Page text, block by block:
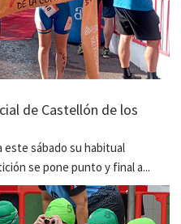
de Castellón de los
este sábado su habitual
se pone punto y final a...